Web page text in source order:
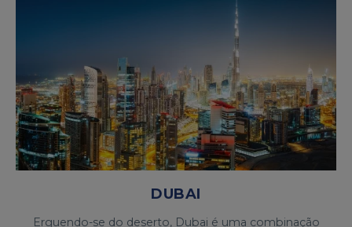
DUBAI
Erguendo-se do deserto, Dubai é uma combinação